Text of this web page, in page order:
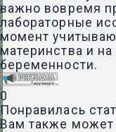
важно вовремя
лабораторные
момент
материнства и
беременности.
0
Понравилась
Вам также может